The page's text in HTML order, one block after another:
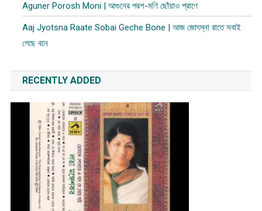
Aguner Porosh Moni | আগুনের পরশ-মণি ছোঁয়াও প্রাণে
Aaj Jyotsna Raate Sobai Geche Bone | আজ জোৎস্না রাতে সবাই
গেছে বনে
RECENTLY ADDED